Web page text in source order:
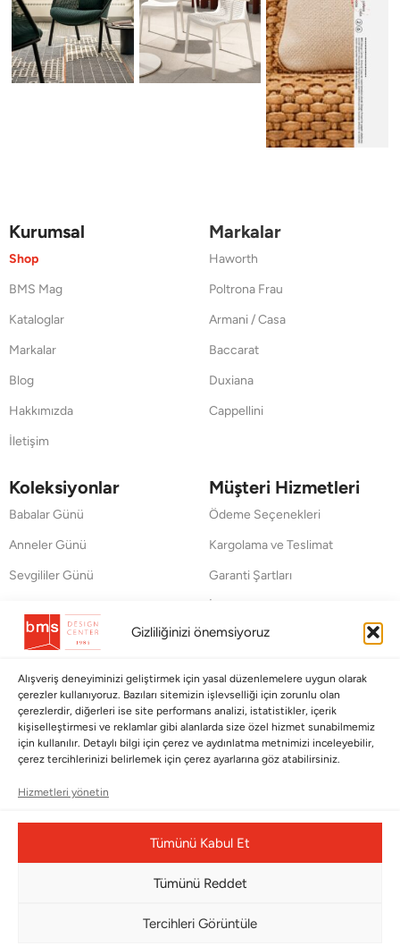
Gizliliğinizi önemsiyoruz
Alışveriş deneyiminizi geliştirmek için yasal düzenlemelere uygun olarak
çerezler kullanıyoruz. Bazıları sitemizin işlevselliği için zorunlu olan
çerezlerdir, diğerleri ise site performans analizi, istatistikler, içerik
kişiselleştirmesi ve reklamlar gibi alanlarda size özel hizmet sunabilmemiz
için kullanılır. Detaylı bilgi için çerez ve aydınlatma metnimizi inceleyebilir,
çerez tercihlerinizi belirlemek için çerez ayarlarına göz atabilirsiniz.
Hizmetleri yönetin
Tümünü Kabul Et
Tümünü Reddet
Tercihleri Görüntüle
Kurumsal
Shop
BMS Mag
Kataloglar
Markalar
Blog
Hakkımızda
İletişim
Markalar
Haworth
Poltrona Frau
Armani / Casa
Baccarat
Duxiana
Cappellini
Koleksiyonlar
Babalar Günü
Anneler Günü
Sevgililer Günü
Wedding
Yılbaşı
Yat
Müşteri Hizmetleri
Ödeme Seçenekleri
Kargolama ve Teslimat
Garanti Şartları
İade Politikası
Kullanım Koşulları
Mesafeli Satış Sözleşmesi
Ödeme Bildirimi
Hata Bildirim Formu
BÜLTENİMİZE ABONE OLUN
Kayıt olun ve fırsatlardan ilk siz yararlanın!
Bizi Takip Edin